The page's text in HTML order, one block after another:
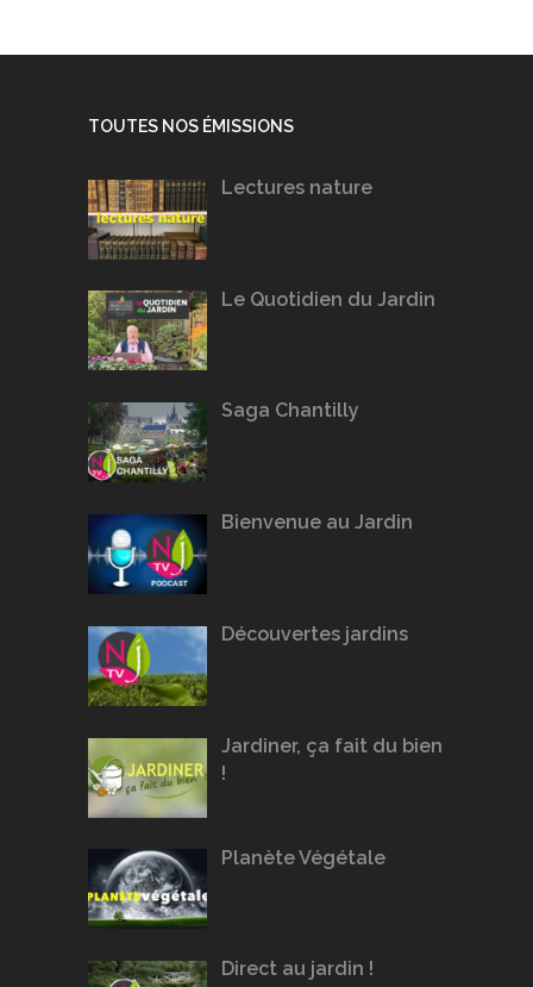
TOUTES NOS ÉMISSIONS
Lectures nature
Le Quotidien du Jardin
Saga Chantilly
Bienvenue au Jardin
Découvertes jardins
Jardiner, ça fait du bien
!
Planète Végétale
Direct au jardin !